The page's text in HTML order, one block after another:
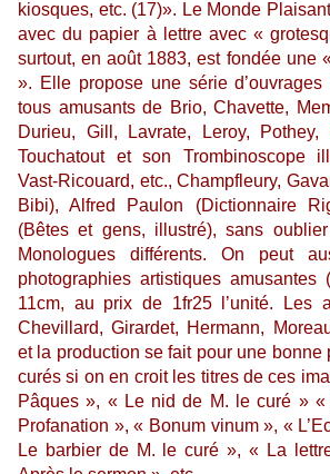
kiosques, etc. (17)». Le Monde
avec du papier à lettre avec «
surtout, en août 1883, est fondée une
». Elle propose une série
tous amusants de Brio, Chavette,
Durieu, Gill, Lavrate, Leroy, Pothey,
Touchatout et son Trombinoscope
Vast-Ricouard, etc., Champfleury,
Bibi), Alfred Paulon (Dictionnaire
(Bêtes et gens, illustré), sans
Monologues différents. On peut
photographies artistiques
11cm, au prix de 1fr25 l’unité. Les
Chevillard, Girardet, Hermann,
et la production se fait pour une bonne
curés si on en croit les titres de ces
Pâques », « Le nid de M. le curé »
Profanation », « Bonum vinum », «
Le barbier de M. le curé », « La